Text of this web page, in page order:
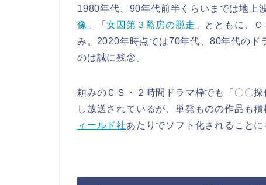
1980年代、90年代前半くらいまでは地上
像 」「女囚第３監房の脱走 」とともに、Ｃ
み。2020年時点では70年代、80年代のド
のは誠に残念。
頼みのＣＳ・２時間ドラマ枠でも「〇〇
し放送されているが、単発ものの作品も
ィールド社あたりでソフト化されることに